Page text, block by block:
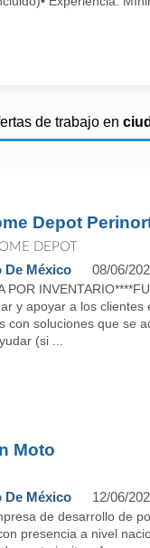
de trabajo en
Depot
DEPOT
De México 08/06/
POR
y apoyar a los clientes
con soluciones que se
(si ...
Moto
De México 12/06/
de desarrollo de
presencia a nivel